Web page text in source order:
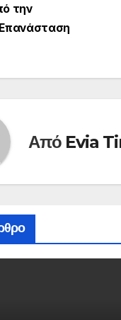
την
Επανάσταση
Από Evia